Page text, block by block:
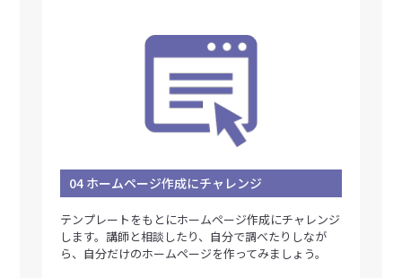
04 ホームページ作成にチャレンジ
テンプレートをもとにホームページ作成にチャレンジ
します。講師と相談したり、自分で調べたりしなが
ら、自分だけのホームページを作ってみましょう。